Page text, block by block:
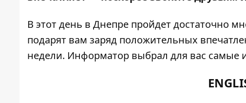
В этот день в Днепре пройдет достаточно
подарят вам заряд положительных
недели. Информатор выбрал для вас самые